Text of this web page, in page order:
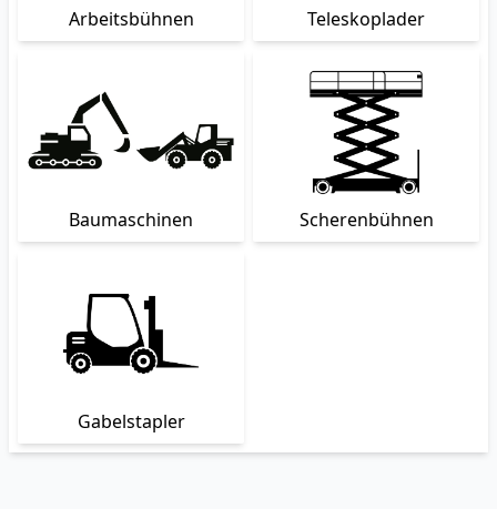
Arbeitsbühnen Teleskoplader
Baumaschinen Scherenbühnen
Gabelstapler